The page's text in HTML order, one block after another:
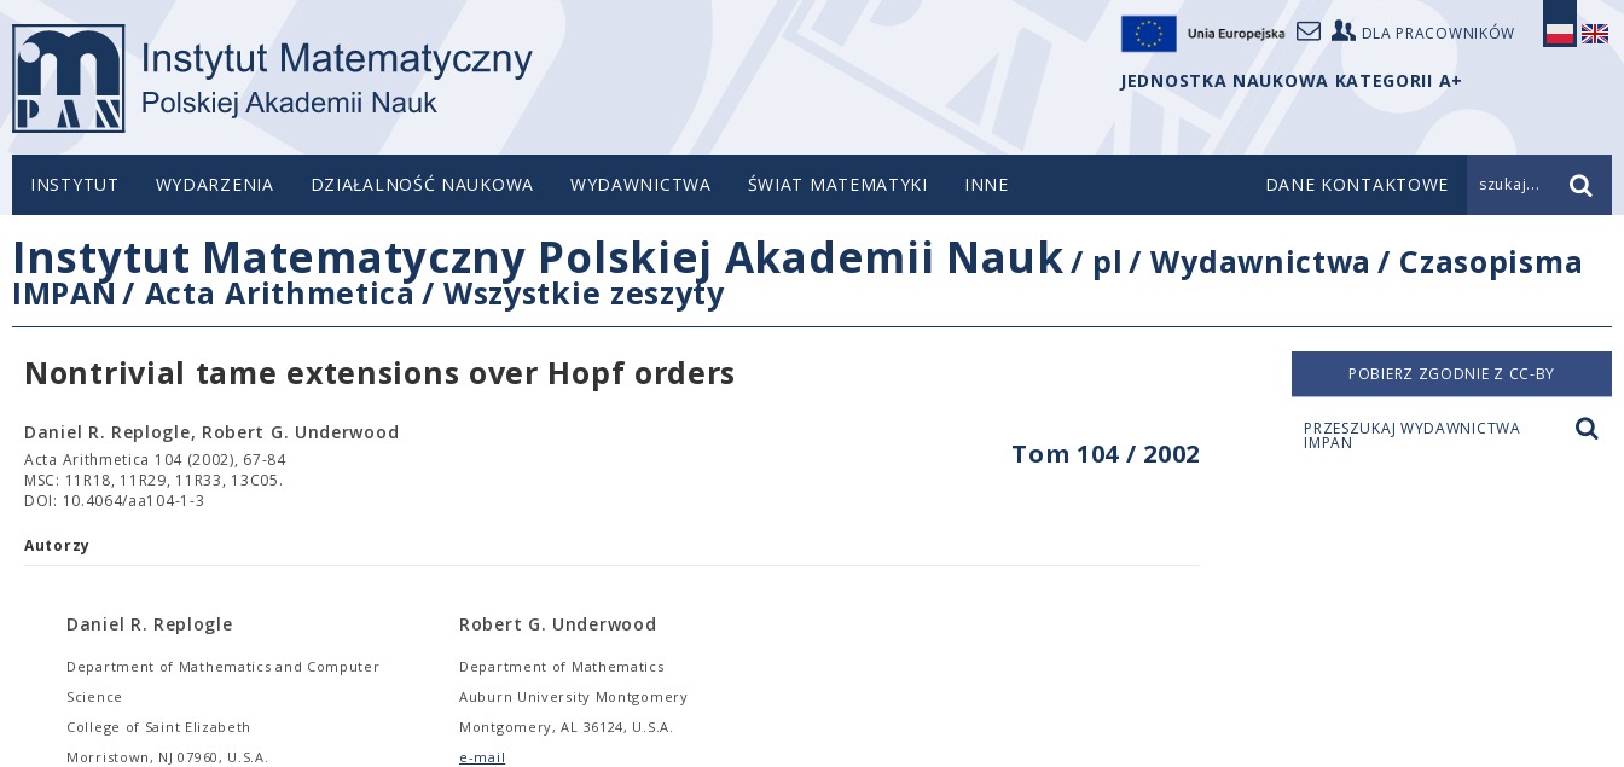
DLA PRACOWNIKÓW
JEDNOSTKA NAUKOWA KATEGORII A+
INSTYTUT WYDARZENIA DZIAŁALNOŚĆ NAUKOWA WYDAWNICTWA ŚWIAT MATEMATYKI INNE DANE KONTAKTOWE szukaj...
Instytut Matematyczny Polskiej Akademii Nauk/ pl /Wydawnictwa / Czasopisma
IMPAN / Acta Arithmetica/ Wszystkie zeszyty
Nontrivial tame extensions over Hopf orders
Tom 104 / 2002
Daniel R. Replogle, Robert G. Underwood
Acta Arithmetica 104 (2002), 67-84
MSC: 11R18, 11R29, 11R33, 13C05.
DOI: 10.4064/aa104-1-3
Autorzy
Daniel R. Replogle
Department of Mathematics and Computer
Science
College of Saint Elizabeth
Morristown, NJ 07960, U.S.A.
Robert G. Underwood
Department of Mathematics
Auburn University Montgomery
Montgomery, AL 36124, U.S.A.
e-mail
POBIERZ ZGODNIE Z CC-BY
PRZESZUKAJ WYDAWNICTWA
IMPAN